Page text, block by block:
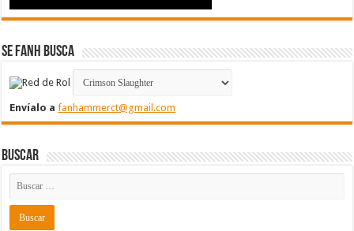
Se FanH Busca
Envíalo afanhammerct@gmail.com
Buscar